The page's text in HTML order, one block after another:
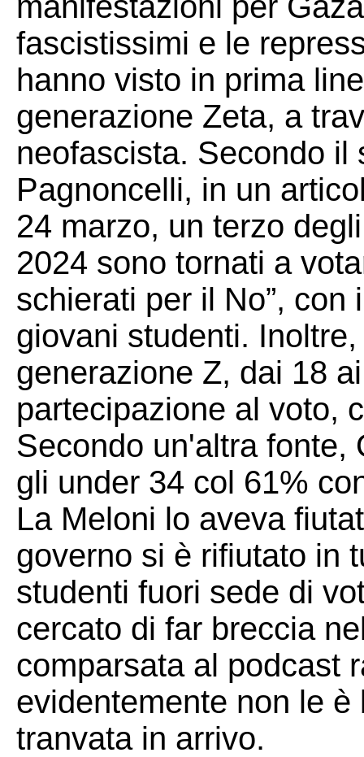
fascistissimi e le
hanno visto in prima
generazione Zeta, a
neofascista. Secondo il
Pagnoncelli, in un
24 marzo, un terzo
2024 sono tornati a
schierati per il No”,
giovani studenti.
generazione Z, dai 18
partecipazione al voto,
Secondo un'altra fonte,
gli under 34 col 61%
La Meloni lo aveva
governo si è rifiutato in
studenti fuori sede di
cercato di far breccia
comparsata al podcast
evidentemente non le
tranvata in arrivo.